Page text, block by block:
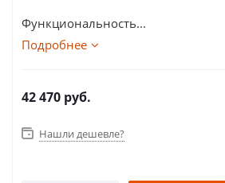
Функциональность...
Подробнее
42 470 руб.
Нашли дешевле?